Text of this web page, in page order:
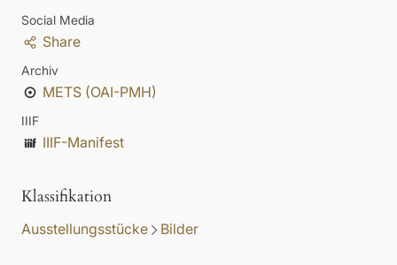
Social Media
Share
Archiv
METS (OAI-PMH)
IIIF
IIIF-Manifest
Klassifikation
Ausstellungsstücke Bilder